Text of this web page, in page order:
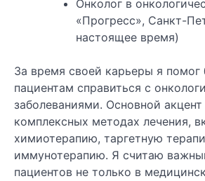
Онколог в
«Прогресс», Санкт-
настоящее время)
За время своей карьеры я помог
пациентам справиться с
заболеваниями. Основной
комплексных методах лечения,
химиотерапию, таргетную
иммунотерапию. Я считаю
пациентов не только в